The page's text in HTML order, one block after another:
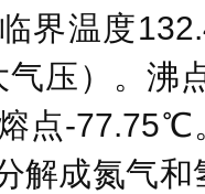
界温度
气压）。沸
点-77.75℃
解成氮气